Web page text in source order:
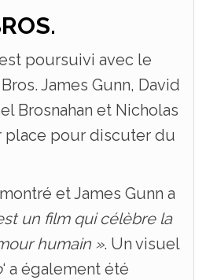
poursuivi avec le
James Gunn, David
Brosnahan et Nicholas
place pour discuter du
et James Gunn a
un film qui célèbre la
humain ». Un visuel
‘ a également été